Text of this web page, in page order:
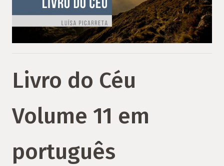
Livro do Céu
Volume 11 em
português